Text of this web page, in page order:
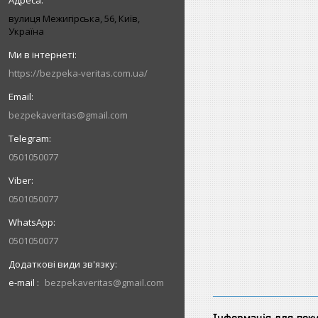
вулиця Межигірська, 56, Київ,
Україна
https://bezpeka-veritas.com.ua/
bezpekaveritas@gmail.com
0501050077
0501050077
0501050077
e-mail bezpekaveritas@gmail.com